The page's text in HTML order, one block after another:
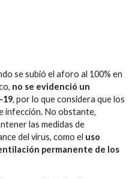
se subió el aforo al 100% en
no se evidenció un
19, por lo que considera que los
infección. No obstante,
las medidas de
del virus, como el uso
permanente de los